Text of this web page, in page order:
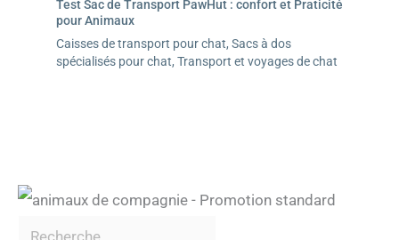
Test Sac de Transport PawHut : confort et Praticité
pour Animaux
Caisses de transport pour chat, Sacs à dos
spécialisés pour chat, Transport et voyages de chat